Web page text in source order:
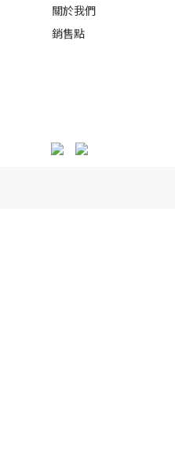
關於我們
銷售點